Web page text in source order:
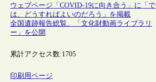
ウェブページ「COVID-19に向き合う」に「で
は、どうすればよいのだろう」を掲載
全国遺跡報告総覧、「文化財動画ライブラリ
ー」を公開
累計アクセス数:1705
印刷用ページ